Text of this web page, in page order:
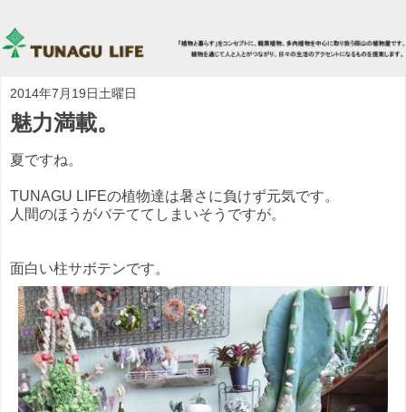
2014年7月19日土曜日
魅力満載。
夏ですね。
TUNAGU LIFEの植物達は暑さに負けず元気です。
人間のほうがバテててしまいそうですが。
面白い柱サボテンです。